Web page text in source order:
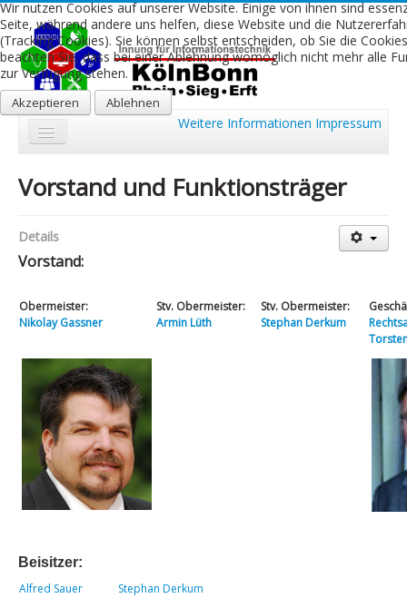
Über uns
Ausbildung
Kontakt
Links
Datenschutz
Impressum
Vorstand und Funktionsträger
Vorstand:
Obermeister:
Nikolay Gassner
Stv. Obermeister:
Armin Lüth
Stv. Obermeister:
Stephan Derkum
Beisitzer:
Alfred Sauer
Stephan Derkum
Details
Wir nutzen Cookies auf unserer Website. Einige von ihnen sind
Seite, während andere uns helfen, diese Website und die
(Tracking Cookies). Sie können selbst entscheiden, ob Sie die
beachten Sie, dass bei einer Ablehnung womöglich nicht mehr alle
zur Verfügung stehen.
Akzeptieren Ablehnen
Weitere Informationen Impressum